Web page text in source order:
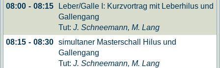
08:00 - 08:15
Leber/Galle I: Kurzvortrag mit Leberhilus und
Gallengang
Tut: J. Schneemann, M. Lang
08:15 - 08:30 simultaner Masterschall Hilus und
Gallengang
Tut: J. Schneemann, M. Lang